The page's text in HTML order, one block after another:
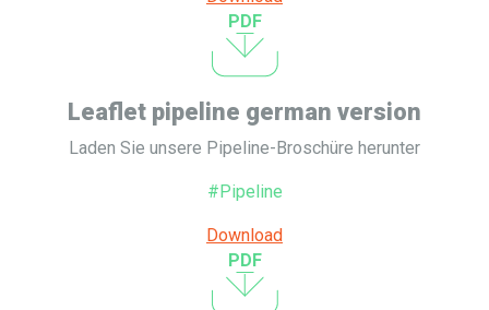
PDF
Leaflet pipeline german version
Laden Sie unsere Pipeline-Broschüre herunter
#Pipeline
Download
PDF